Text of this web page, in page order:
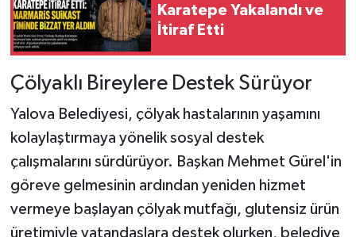
Karatepe Yakalandı ve
İtiraf Etti
Çölyaklı Bireylere Destek Sürüyor
Yalova Belediyesi, çölyak hastalarının yaşamını
kolaylaştırmaya yönelik sosyal destek
çalışmalarını sürdürüyor. Başkan Mehmet Gürel'in
göreve gelmesinin ardından yeniden hizmet
vermeye başlayan çölyak mutfağı, glutensiz ürün
üretimiyle vatandaşlara destek olurken, belediye